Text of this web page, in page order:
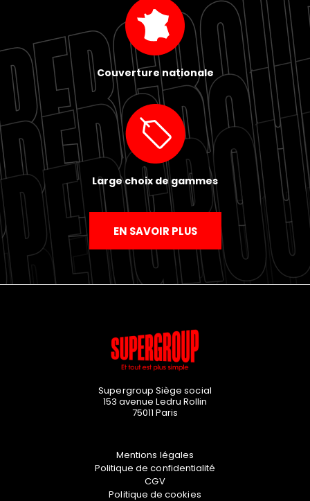
Couverture nationale
Large choix de gammes
EN SAVOIR PLUS
Supergroup Siège social
153 avenue Ledru Rollin
75011 Paris
Mentions légales
Politique de confidentialité
CGV
Politique de cookies